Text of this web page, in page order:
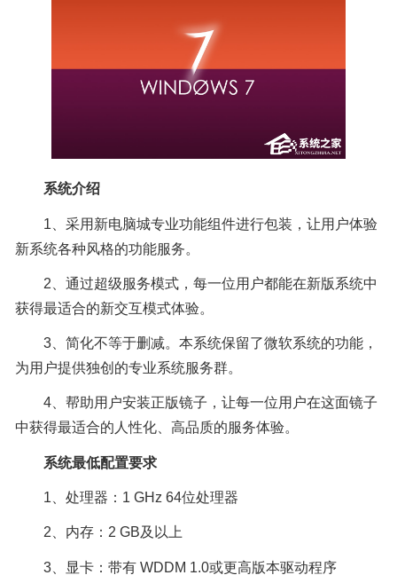
系统介绍
1、采用新电脑城专业功能组件进行包装，让用户体验
新系统各种风格的功能服务。
2、通过超级服务模式，每一位用户都能在新版系统中
获得最适合的新交互模式体验。
3、简化不等于删减。本系统保留了微软系统的功能，
为用户提供独创的专业系统服务群。
4、帮助用户安装正版镜子，让每一位用户在这面镜子
中获得最适合的人性化、高品质的服务体验。
系统最低配置要求
1、处理器：1 GHz 64位处理器
2、内存：2 GB及以上
3、显卡：带有 WDDM 1.0或更高版本驱动程序